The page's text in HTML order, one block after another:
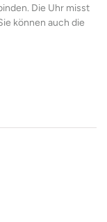
Die Uhr misst
können auch die